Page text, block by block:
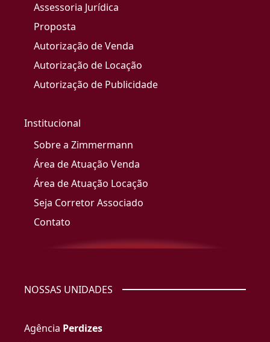
Assessoria Jurídica
Proposta
Autorização de Venda
Autorização de Locação
Autorização de Publicidade
Institucional
Sobre a Zimmermann
Área de Atuação Venda
Área de Atuação Locação
Seja Corretor Associado
Contato
NOSSAS UNIDADES
Agência Perdizes